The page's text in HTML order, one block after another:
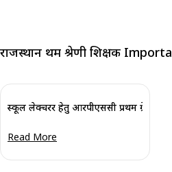
राजस्थान प्रथम श्रेणी शिक्षक
स्कूल लेक्चरर हेतु आरपीएससी प्रथम ग्रेड शिक्षक
Read More